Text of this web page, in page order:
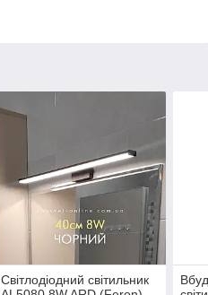
Світлодіодний світильник